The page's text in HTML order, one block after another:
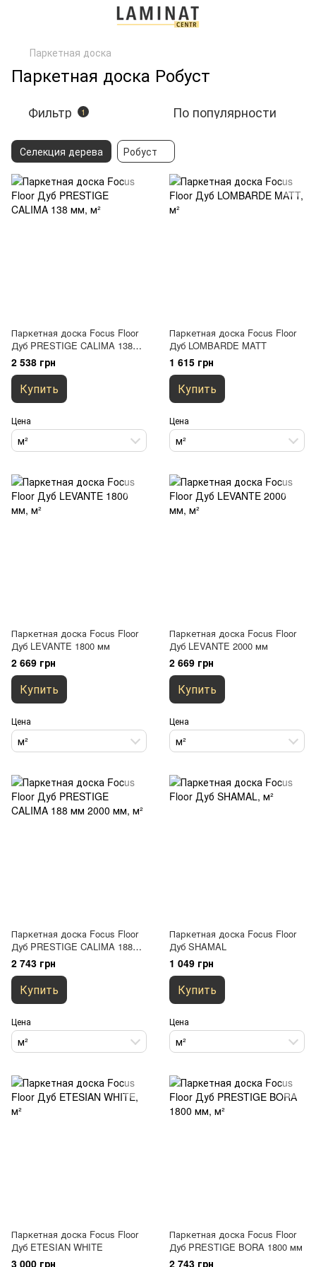
Паркетная доска
Паркетная доска Робуст
Фильтр 1 По популярности
Селекция дерева Робуст
Паркетная доска Focus Floor
Дуб PRESTIGE CALIMA 138
мм
2 538 грн
Купить
Цена
м²
Паркетная доска Focus Floor
Дуб LOMBARDE MATT
1 615 грн
Купить
Цена
м²
Паркетная доска Focus Floor
Дуб LEVANTE 1800 мм
2 669 грн
Купить
Цена
м²
Паркетная доска Focus Floor
Дуб LEVANTE 2000 мм
2 669 грн
Купить
Цена
м²
Паркетная доска Focus Floor
Дуб PRESTIGE CALIMA 188
мм 2000 мм
2 743 грн
Купить
Цена
м²
Паркетная доска Focus Floor
Дуб SHAMAL
1 049 грн
Купить
Цена
м²
Паркетная доска Focus Floor
Дуб ETESIAN WHITE
3 000 грн
Паркетная доска Focus Floor
Дуб PRESTIGE BORA 1800 мм
2 743 грн